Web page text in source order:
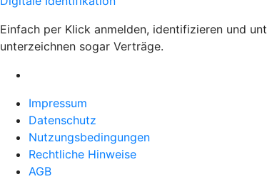
Einfach per Klick anmelden, identifizieren und
unterzeichnen sogar Verträge.
Impressum
Datenschutz
Nutzungsbedingungen
Rechtliche Hinweise
AGB